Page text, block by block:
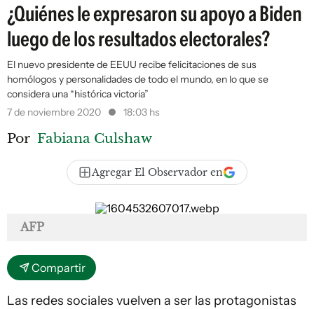
¿Quiénes le expresaron su apoyo a Biden
luego de los resultados electorales?
El nuevo presidente de EEUU recibe felicitaciones de sus
homólogos y personalidades de todo el mundo, en lo que se
considera una “histórica victoria”
7 de noviembre 2020
18:03 hs
Por Fabiana Culshaw
Agregar El Observador en
AFP
Compartir
Las redes sociales vuelven a ser las protagonistas